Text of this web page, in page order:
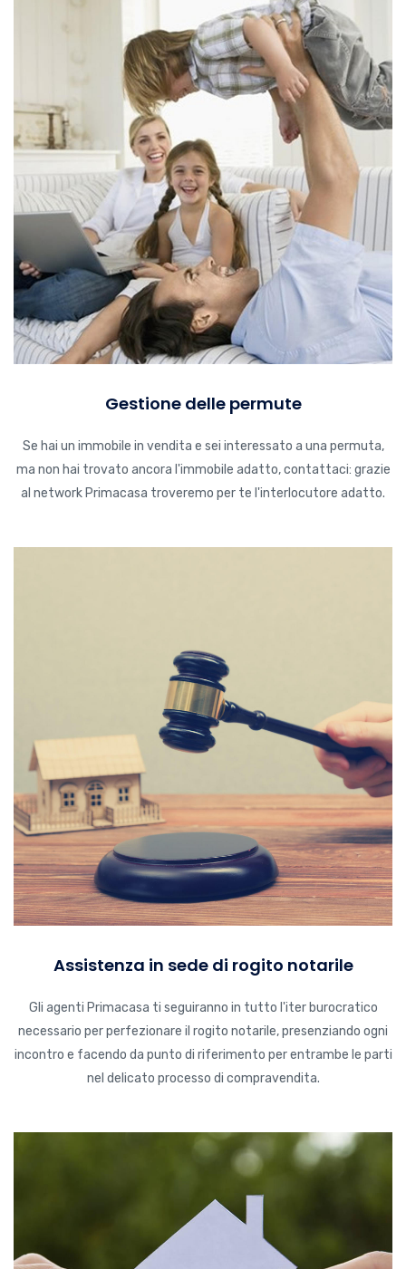
Gestione delle permute
Se hai un immobile in vendita e sei interessato a una permuta,
ma non hai trovato ancora l'immobile adatto, contattaci: grazie
al network Primacasa troveremo per te l'interlocutore adatto.
Assistenza in sede di rogito notarile
Gli agenti Primacasa ti seguiranno in tutto l'iter burocratico
necessario per perfezionare il rogito notarile, presenziando ogni
incontro e facendo da punto di riferimento per entrambe le parti
nel delicato processo di compravendita.